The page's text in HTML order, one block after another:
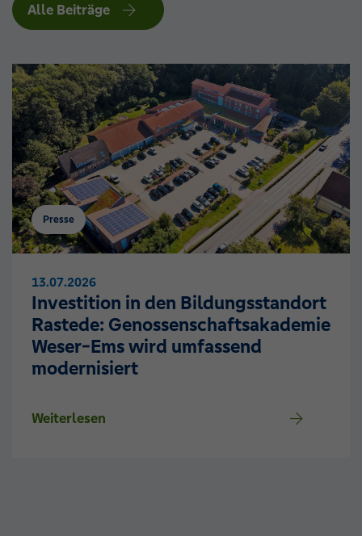
Alle Beiträge
Presse
13.07.2026
Investition in den Bildungsstandort
Rastede: Genossenschaftsakademie
Weser-Ems wird umfassend
modernisiert
Weiterlesen